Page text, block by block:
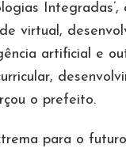
Integradas’,
virtual,
artificial e
o prefeito.
para o